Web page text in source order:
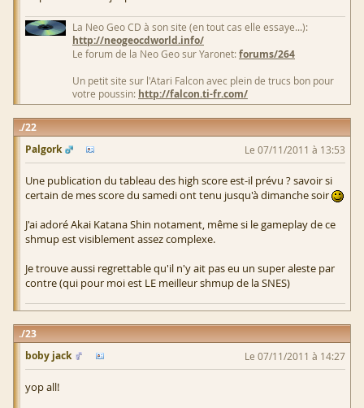
La Neo Geo CD à son site (en tout cas elle essaye...):
http://neogeocdworld.info/
Le forum de la Neo Geo sur Yaronet:forums/264
Un petit site sur l'Atari Falcon avec plein de trucs bon pour
votre poussin: http://falcon.ti-fr.com/
22
Palgork
Le 07/11/2011 à 13:53
Une publication du tableau des high score est-il prévu ? savoir si
certain de mes score du samedi ont tenu jusqu'à dimanche soir
J'ai adoré Akai Katana Shin notament, même si le gameplay de ce
shmup est visiblement assez complexe.
Je trouve aussi regrettable qu'il n'y ait pas eu un super aleste par
contre (qui pour moi est LE meilleur shmup de la SNES)
23
boby jack
Le 07/11/2011 à 14:27
yop all!